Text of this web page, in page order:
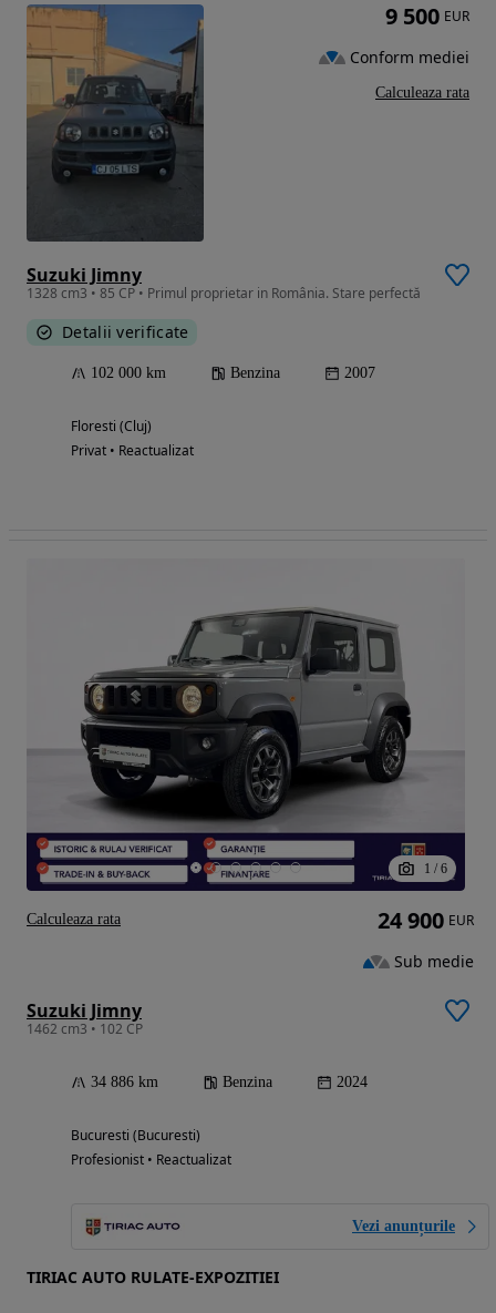
Suzuki Jimny
1328 cm3 • 85 CP • Primul proprietar in România. Stare perfectă
Detalii verificate
102 000 km Benzina 2007
Floresti (Cluj)
Privat • Reactualizat
9 500 EUR
Conform mediei
Calculeaza rata
1 / 6
Suzuki Jimny
1462 cm3 • 102 CP
34 886 km Benzina 2024
Bucuresti (Bucuresti)
Profesionist • Reactualizat
Vezi anunțurile
TIRIAC AUTO RULATE-EXPOZITIEI
24 900 EUR
Sub medie
Calculeaza rata